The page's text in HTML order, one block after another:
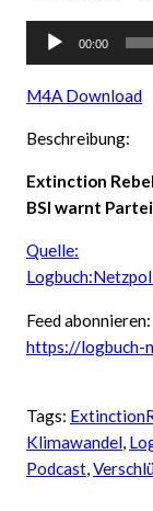
Audio-
00:00
M4A Download
Beschreibung:
Extinction
BSI warnt
Quelle:
Feed abonnieren:
https://logbuch-
Tags:
Klimawandel,
Podcast,